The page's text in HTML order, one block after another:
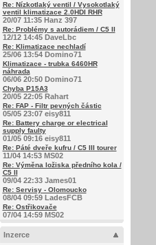
Re: Nízkotlaký ventil / Vysokotlaký
ventil klimatizace 2.0HDI RHR
20/07 11:35 Hanz 397
Re: Problémy s autorádiem / C5 II
12/12 14:45 DaveLbc
Re: Klimatizace nechladí
25/06 13:54 Domino71
Klimatizace - trubka 6460HR
náhrada
06/06 20:50 Domino71
Chyba P15A3
20/05 22:05 Rahart
Re: FAP - Filtr pevných částic
05/05 23:07 eisy811
Re: Battery charge or electrical
supply faulty
01/05 09:16 eisy811
Re: Páté dveře kufru / C5 III tourer
11/04 14:53 MS02
Re: Výměna ložiska předního kola /
C5 II
09/04 22:33 James01
Re: Servisy - Olomoucko
08/04 09:59 LadesFCB
Re: Ostřikovače
07/04 14:59 MS02
Inzerce